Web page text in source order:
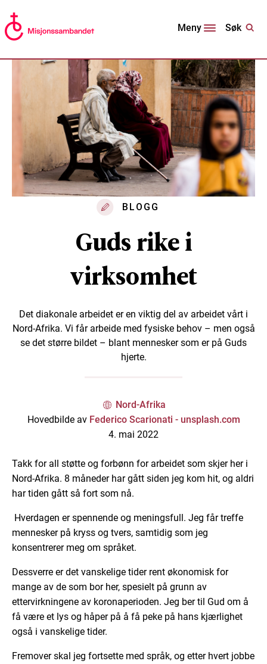
Meny Søk
BLOGG
Guds rike i
virksomhet
Det diakonale arbeidet er en viktig del av arbeidet vårt i
Nord-Afrika. Vi får arbeide med fysiske behov – men også
se det større bildet – blant mennesker som er på Guds
hjerte.
Nord-Afrika
Hovedbilde av Federico Scarionati - unsplash.com
4. mai 2022
Takk for all støtte og forbønn for arbeidet som skjer her i
Nord-Afrika. 8 måneder har gått siden jeg kom hit, og aldri
har tiden gått så fort som nå.
Hverdagen er spennende og meningsfull. Jeg får treffe
mennesker på kryss og tvers, samtidig som jeg
konsentrerer meg om språket.
Dessverre er det vanskelige tider rent økonomisk for
mange av de som bor her, spesielt på grunn av
ettervirkningene av koronaperioden. Jeg ber til Gud om å
få være et lys og håper på å få peke på hans kjærlighet
også i vanskelige tider.
Fremover skal jeg fortsette med språk, og etter hvert jobbe